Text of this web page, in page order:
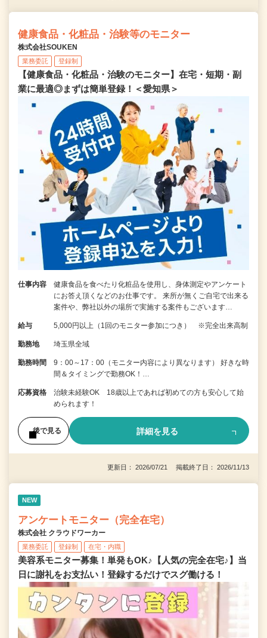
健康食品・化粧品・治験等のモニター
株式会社SOUKEN
業務委託 登録制
【健康食品・化粧品・治験のモニター】在宅・短期・副
業に最適◎まずは簡単登録！＜愛知県＞
仕事内容
健康食品を食べたり化粧品を使用し、身体測定やアンケート
にお答え頂くなどのお仕事です。 来所が無くご自宅で出来る
案件や、弊社以外の場所で実施する案件もございます…
給与 5,000円以上（1回のモニター参加につき） ※完全出来高制
勤務地 埼玉県全域
勤務時間
9：00～17：00（モニター内容により異なります） 好きな時
間＆タイミングで勤務OK！…
応募資格
治験未経験OK 18歳以上であれば初めての方も安心して始
められます！
後で見る 詳細を見る
更新日： 2026/07/21 掲載終了日： 2026/11/13
NEW
アンケートモニター（完全在宅）
株式会社 クラウドワーカー
業務委託 登録制 在宅・内職
美容系モニター募集！単発もOK♪【人気の完全在宅♪】当
日に謝礼をお支払い！登録するだけでスグ働ける！